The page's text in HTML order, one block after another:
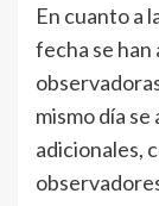
En cuanto a
fecha se
mismo día
adicionales,